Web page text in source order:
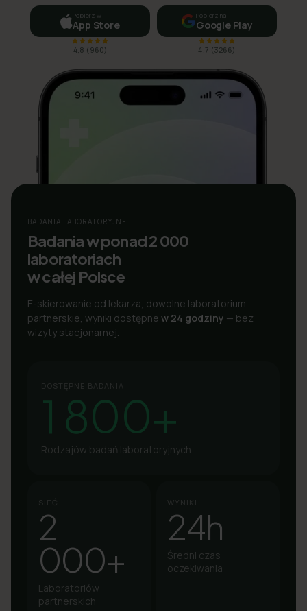
Pobierz w
App Store
4,8 ( 960)
Pobierz na
Google Play
4,7 (3266)
BADANIA LABORATORYJNE
Badania w ponad 2 000
laboratoriach
w całej Polsce
E-skierowanie od lekarza, dowolne laboratorium
partnerskie, wyniki dostępne w 24 godziny — bez
wizyty stacjonarnej.
DOSTĘPNE BADANIA
1 800+
Rodzajów badań laboratoryjnych
SIEĆ
2
000+
Laboratoriów
partnerskich
WYNIKI
24h
Średni czas
oczekiwania